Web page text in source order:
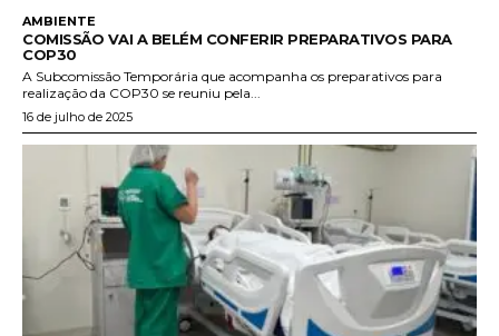
AMBIENTE
COMISSÃO VAI A BELÉM CONFERIR PREPARATIVOS PARA
COP30
A Subcomissão Temporária que acompanha os preparativos para
realização da COP30 se reuniu pela...
16 de julho de 2025